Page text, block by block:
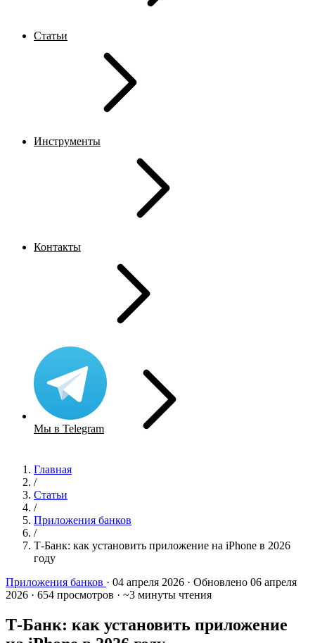
Статьи
Инструменты
Контакты
Мы в Telegram
Главная
/
Статьи
/
Приложения банков
/
Т-Банк: как установить приложение на iPhone в 2026
году
Приложения банков · 04 апреля 2026 · Обновлено 06 апреля
2026 · 654 просмотров · ~3 минуты чтения
Т-Банк: как установить приложение